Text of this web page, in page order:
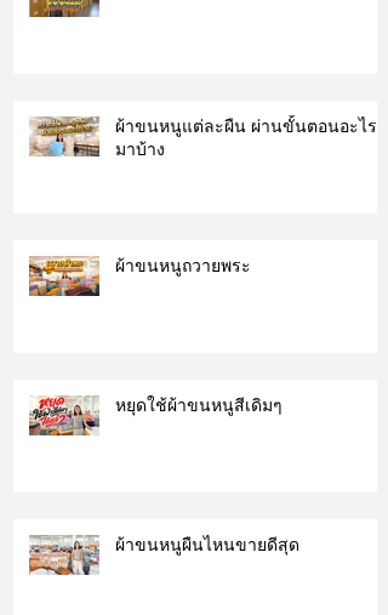
ผ้าขนหนูแต่ละผืน ผ่านขั้นตอนอะไร
มาบ้าง
ผ้าขนหนูถวายพระ
หยุดใช้ผ้าขนหนูสีเดิมๆ
ผ้าขนหนูผืนไหนขายดีสุด